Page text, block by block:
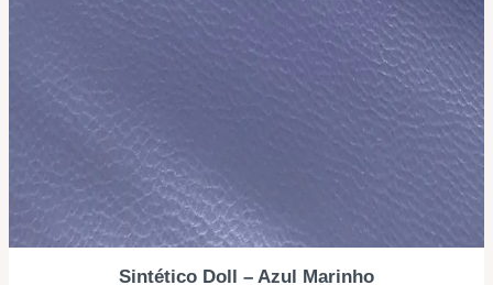
Sintético Doll – Azul Marinho